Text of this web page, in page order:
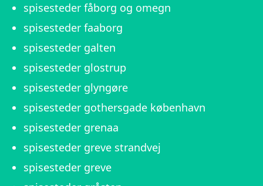
spisesteder fåborg og omegn
spisesteder faaborg
spisesteder galten
spisesteder glostrup
spisesteder glyngøre
spisesteder gothersgade københavn
spisesteder grenaa
spisesteder greve strandvej
spisesteder greve